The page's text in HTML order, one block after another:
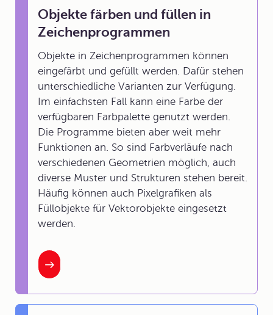
Objekte färben und füllen in
Zeichenprogrammen
Objekte in Zeichenprogrammen können
eingefärbt und gefüllt werden. Dafür stehen
unterschiedliche Varianten zur Verfügung.
Im einfachsten Fall kann eine Farbe der
verfügbaren Farbpalette genutzt werden.
Die Programme bieten aber weit mehr
Funktionen an. So sind Farbverläufe nach
verschiedenen Geometrien möglich, auch
diverse Muster und Strukturen stehen bereit.
Häufig können auch Pixelgrafiken als
Füllobjekte für Vektorobjekte eingesetzt
werden.